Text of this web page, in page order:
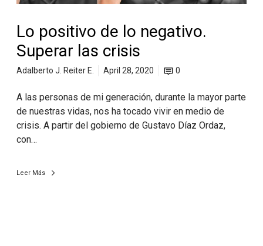
Lo positivo de lo negativo.
Superar las crisis
Adalberto J. Reiter E. April 28, 2020 0
A las personas de mi generación, durante la mayor parte
de nuestras vidas, nos ha tocado vivir en medio de
crisis. A partir del gobierno de Gustavo Díaz Ordaz,
con…
Leer Más